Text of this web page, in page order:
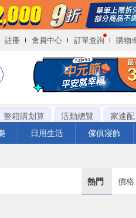
註冊 會員中心 訂單查詢 購物
整箱購划算 活動總覽 家速配
日用生活 傢俱寢飾
熱門 價